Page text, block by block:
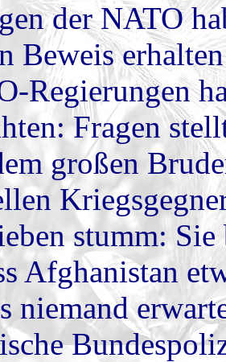
der NATO
Beweis
Regierungen
Fragen
großen
stumm:
Afghanistan
niemand